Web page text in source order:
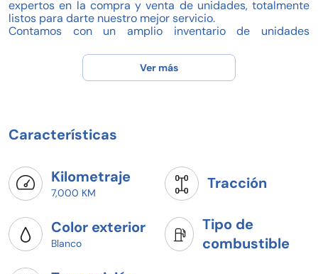
expertos en la compra y venta de unidades, totalmente
listos para darte nuestro mejor servicio.
Contamos con un amplio inventario de unidades
Todas las unidades tienen garantía que va desde 90 días
hasta 3 años (pregunta que garantía tiene esta unidad)
en regla (todo pagado, sin multas y verificado)
- Crédito con Financiera VW
- Bancos
- Arrendamiento
- AFASA
Lo más importante para tu tranquilidad:
Ver más
Características
Kilometraje
7,000 KM
Tracción
Color exterior
Blanco
Tipo de
combustible